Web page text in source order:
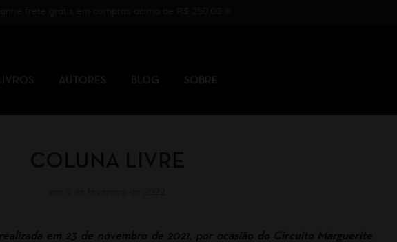
AUTORES BLOG SOBRE
em 23 de novembro de 2021, por ocasião do